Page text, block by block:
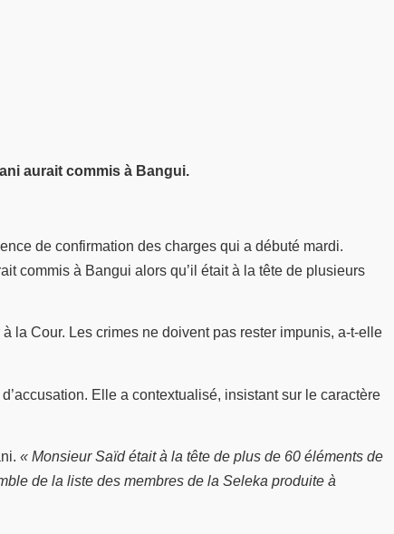
aurait commis à Bangui.
de confirmation des charges qui a débuté mardi.
commis à Bangui alors qu’il était à la tête de plusieurs
la Cour. Les crimes ne doivent pas rester impunis, a-t-elle
Elle a contextualisé, insistant sur le caractère
« Monsieur Saïd était à la tête de plus de 60 éléments de
de la liste des membres de la Seleka produite à